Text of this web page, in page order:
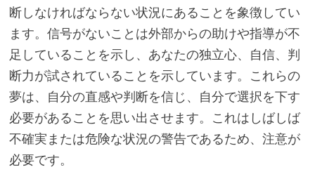
断しなければならない状況にあることを象徴してい
ます。信号がないことは外部からの助けや指導が不
足していることを示し、あなたの独立心、自信、判
断力が試されていることを示しています。これらの
夢は、自分の直感や判断を信じ、自分で選択を下す
必要があることを思い出させます。これはしばしば
不確実または危険な状況の警告であるため、注意が
必要です。